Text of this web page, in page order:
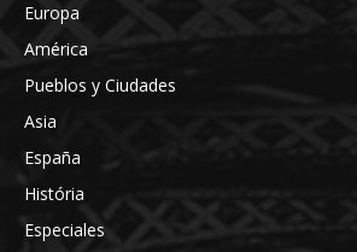
Europa
América
Pueblos y Ciudades
Asia
España
História
Especiales